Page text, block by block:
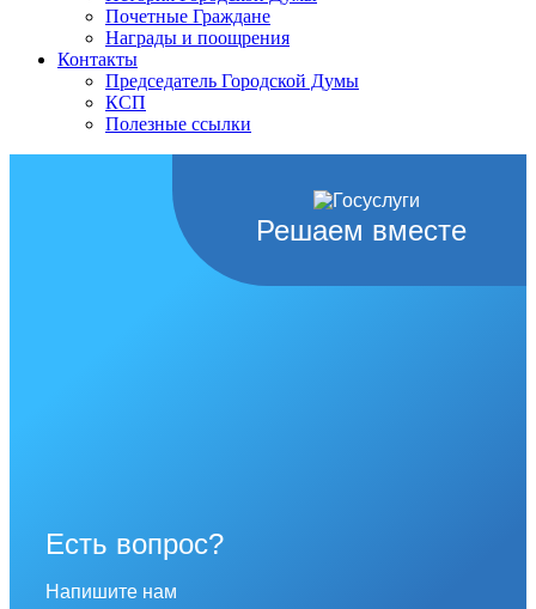
Почетные Граждане
Награды и поощрения
Контакты
Председатель Городской Думы
КСП
Полезные ссылки
Решаем вместе
Есть вопрос?
Напишите нам